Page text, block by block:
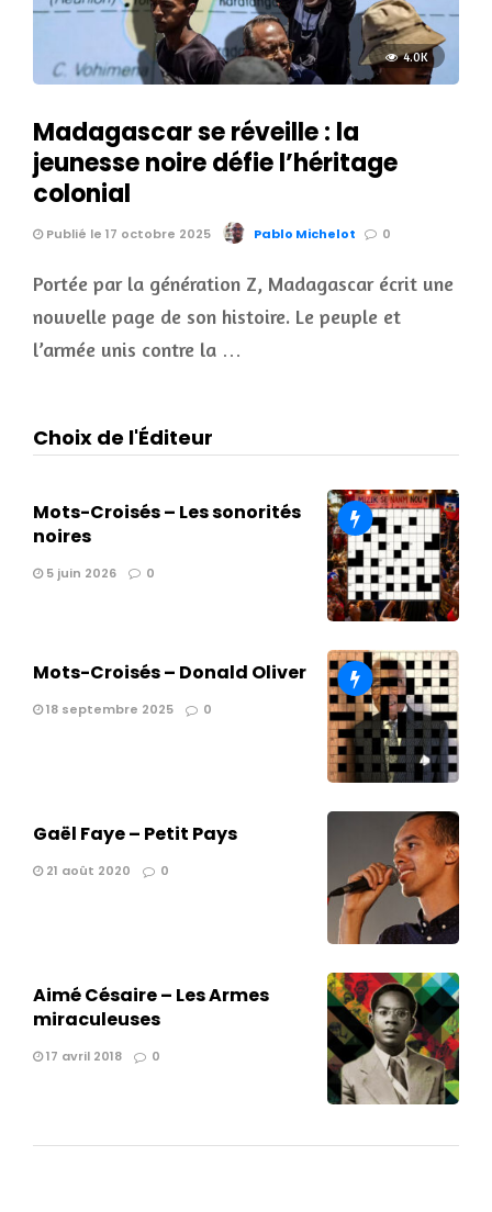
4.0K
Madagascar se réveille : la
jeunesse noire défie l’héritage
colonial
Publié le 17 octobre 2025 Pablo Michelot 0
Portée par la génération Z, Madagascar écrit une
nouvelle page de son histoire. Le peuple et
l’armée unis contre la …
Choix de l'Éditeur
Mots-Croisés – Les sonorités
noires
5 juin 2026 0
Mots-Croisés – Donald Oliver
18 septembre 2025 0
Gaël Faye – Petit Pays
21 août 2020 0
Aimé Césaire – Les Armes
miraculeuses
17 avril 2018 0